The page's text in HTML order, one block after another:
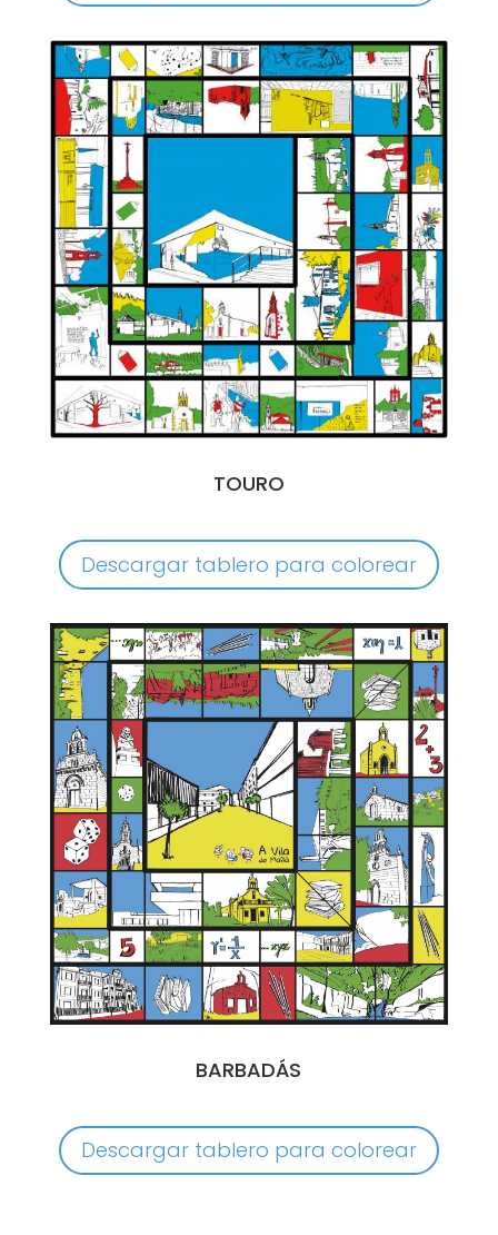
TOURO
Descargar tablero para colorear
BARBADÁS
Descargar tablero para colorear